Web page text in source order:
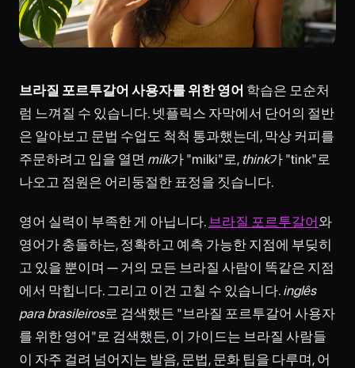
브라질 포르투갈어 사용자를 위한 영어 학습은 모순처
럼 느껴질 수 있습니다. 넷플릭스 자막에서 단어의 절반
은 알아보고 문법 수업도 척척 통과했는데, 막상 커피를
주문하려고 입을 열면 milk가 "milki"로, think가 "tink"로
나오고 점원은 어리둥절한 표정을 짓습니다.
영어 실력이 부족한 게 아닙니다. 브라질 포르투갈어와
영어가 충돌하는, 정확하고 예측 가능한 지점에 부딪히
고 있을 뿐이며 — 거의 모든 브라질 사람이 똑같은 지점
에서 막힙니다. 그리고 이건 고칠 수 있습니다. inglês
para brasileiros로 검색했든 "브라질 포르투갈어 사용자
를 위한 영어"로 검색했든, 이 가이드는 브라질 사람들
이 자주 걸려 넘어지는 발음, 문법, 문화 팁을 다루며, 어